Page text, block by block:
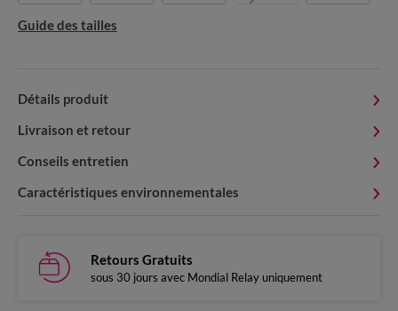
Guide des tailles
Détails produit
Livraison et retour
Conseils entretien
Caractéristiques environnementales
Retours Gratuits
sous 30 jours avec Mondial Relay uniquement